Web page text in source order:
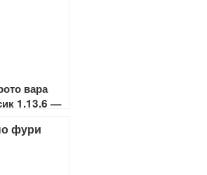
вара
1.13.6 —